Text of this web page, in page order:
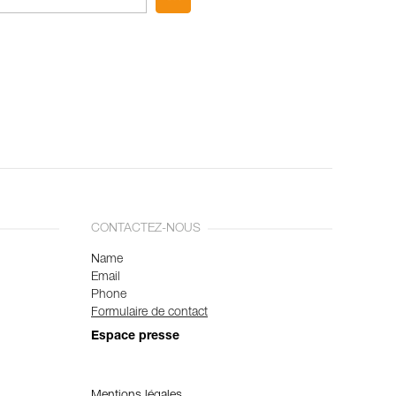
CONTACTEZ-NOUS
Name
Email
Phone
Formulaire de contact
Espace presse